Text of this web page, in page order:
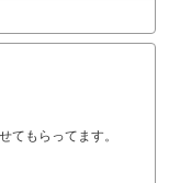
てもらってます。